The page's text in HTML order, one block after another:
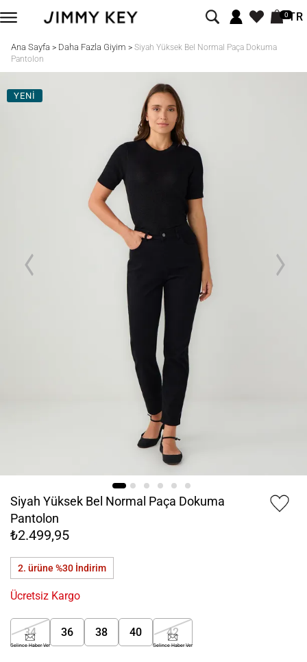
0TR
Ana Sayfa > Daha Fazla Giyim > Siyah Yüksek Bel Normal Paça Dokuma
Pantolon
YENİ
Siyah Yüksek Bel Normal Paça Dokuma
Pantolon
₺2.499,95
2. ürüne %30 İndirim
Ücretsiz Kargo
34
Gelince Haber Ver
36 38 40 42
Gelince Haber Ver